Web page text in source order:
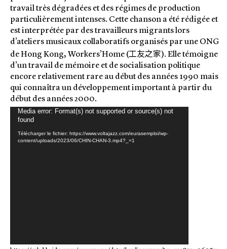
travail très dégradées et des régimes de production
particulièrement intenses. Cette chanson a été rédigée et
est interprétée par des travailleurs migrants lors
d’ateliers musicaux collaboratifs organisés par une ONG
de Hong Kong, Workers’Home (工友之家). Elle témoigne
d’un travail de mémoire et de socialisation politique
encore relativement rare au début des années 1990 mais
qui connaîtra un développement important à partir du
début des années 2000.
Lecteur
vidéo
Media error: Format(s) not supported or source(s) not
found
Télécharger le fichier: https://www.voltajazz.com/eurasemploi/wp-
content/uploads/2023/06/CHIN-CHAN-3.mp4?_=1